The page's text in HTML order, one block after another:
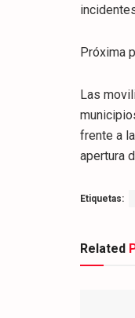
Próxima
Las
frente a
apertura
Etiquetas:
Related